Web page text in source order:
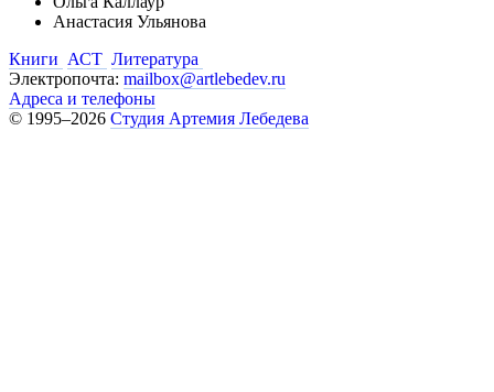
Анастасия Ульянова
Книги АСТ Литература
Электропочта: mailbox@artlebedev.ru
Адреса и телефоны
© 1995–2026 Студия Артемия Лебедева